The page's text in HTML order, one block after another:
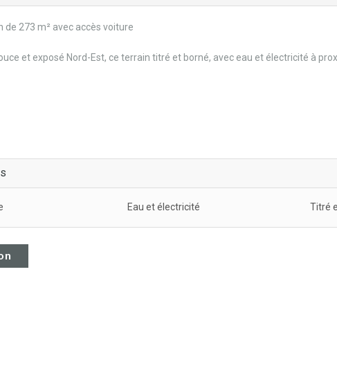
de 273 m² avec accès voiture
et exposé Nord-Est, ce terrain titré et borné, avec eau et électricité à
Eau et électricité Titré